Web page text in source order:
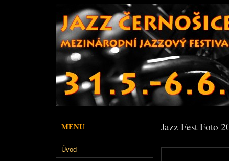
MENU
Úvod
Jazz Fest Foto